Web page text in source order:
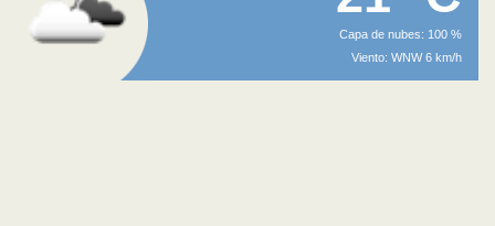
Capa de nubes: 100 %
Viento: WNW 6 km/h